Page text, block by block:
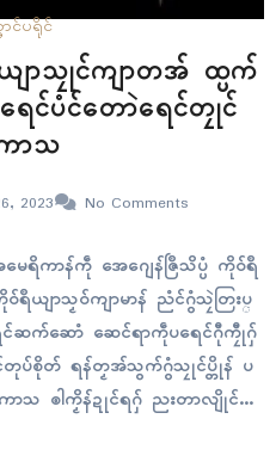
ၚ်ပရိုၚ်
ာသၠုၚ်ကျာတအ် ထ္ပက်
ၚ်ပံၚ်တောဲရေၚ်တၠုၚ်
ာသ
2023 No Comments
ေရိကာန်ကဵု အေဂျေန်ဇြဳသိပ္ပံ ကိုဝ်ရဳ
ယျာသၟဝ်ကျာမာန် ညံၚ်ဂွံသၠဲတြးပ္
ဆက်ဆောံ ဆေၚ်ရာကဵုပရေၚ်ဂီုကၠီုဂှ်
စိုတ် ရန်တၟအ်သွက်ဂွံသၠုၚ်ပ္တိုန် ပ
ာသ ၜါကၟိန်ဍုၚ်ရဂှ် ညးတာလျိုၚ်သ္ၚိ